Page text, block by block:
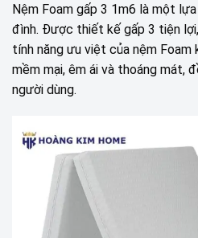
Nệm Foam gấp 3 1m6 là một
đình. Được thiết kế gấp 3 tiện
tính năng ưu việt của nệm Foam
mềm mại, êm ái và thoáng mát,
người dùng.